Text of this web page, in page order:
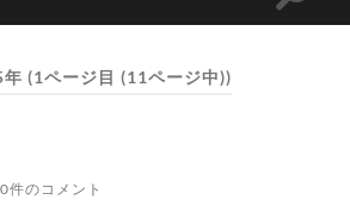
年 (1ページ目 (11ページ中))
0件のコメント